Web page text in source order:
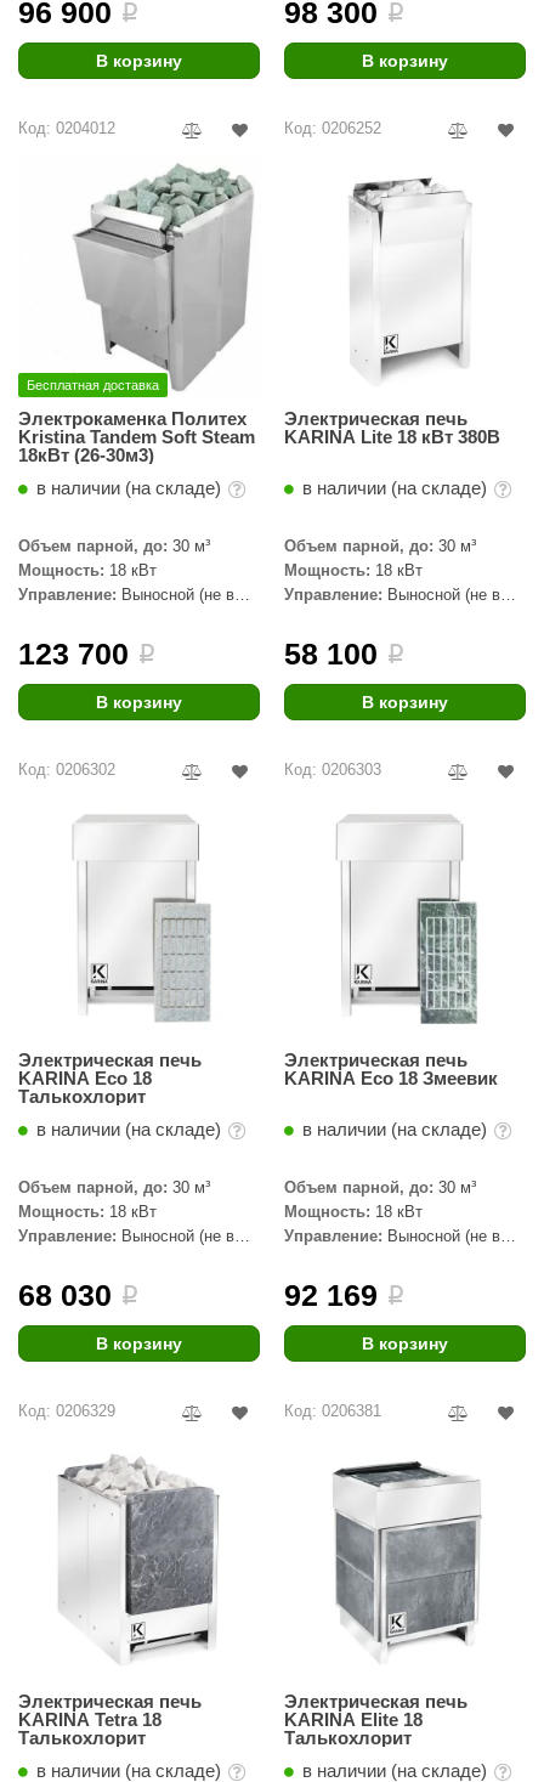
96 900 i
В корзину
98 300 i
В корзину
Код: 0204012
Бесплатная доставка
Электрокаменка Политех
Kristina Tandem Soft Steam
18кВт (26-30м3)
в наличии (на складе)
Объем парной, до: 30 м³
Мощность: 18 кВт
Управление: Выносной (не в
123 700 i
В корзину
Код: 0206252
Электрическая печь
KARINA Lite 18 кВт 380В
в наличии (на складе)
Объем парной, до: 30 м³
Мощность: 18 кВт
Управление: Выносной (не в
58 100 i
В корзину
Код: 0206302
Электрическая печь
KARINA Eco 18
Талькохлорит
в наличии (на складе)
Объем парной, до: 30 м³
Мощность: 18 кВт
Управление: Выносной (не в
68 030 i
В корзину
Код: 0206303
Электрическая печь
KARINA Eco 18 Змеевик
в наличии (на складе)
Объем парной, до: 30 м³
Мощность: 18 кВт
Управление: Выносной (не в
92 169 i
В корзину
Код: 0206329
Электрическая печь
KARINA Tetra 18
Талькохлорит
в наличии (на складе)
Код: 0206381
Электрическая печь
KARINA Elite 18
Талькохлорит
в наличии (на складе)